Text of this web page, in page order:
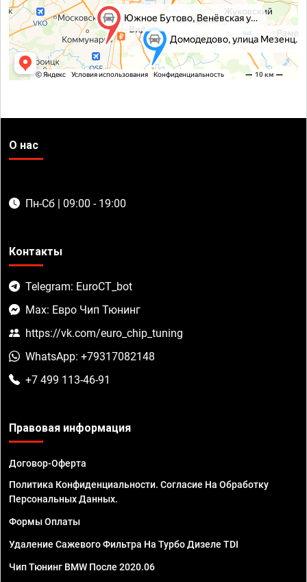
О нас
Пн-Сб | 09:00 - 19:00
Контакты
Telegram: EuroCT_bot
Max: Евро Чип Тюнинг
https://vk.com/euro_chip_tuning
WhatsApp: +79317082148
+7 499 113-46-91
Правовая информация
Договор-Оферта
Политика Конфиденциальности. Согласие На Обработку
Персональных Данных.
Формы Оплаты
Удаление Сажевого Фильтра На Турбо Дизеле TDI
Чип Тюнинг BMW После 2020.06